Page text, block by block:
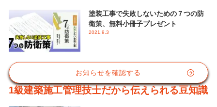
塗装工事で失敗しないための７つの防
衛策、無料小冊子プレゼント
2021.9.3
お知らせを確認する
1級建築施工管理技士だから伝えられる豆知識